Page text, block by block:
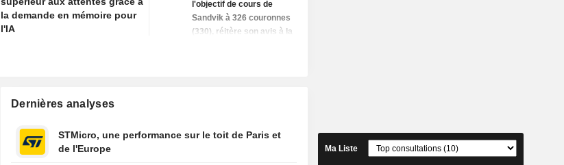
la demande en mémoire pour
l'IA
l'objectif de cours de
Sandvik à 326 couronnes
(330), réitère son avis à la
novembre
Dernières analyses
STMicro, une performance sur le toit de Paris et
de l'Europe
Ma Liste